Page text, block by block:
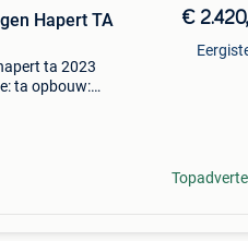
Hapert TA
ta 2023
ta opbouw:
€